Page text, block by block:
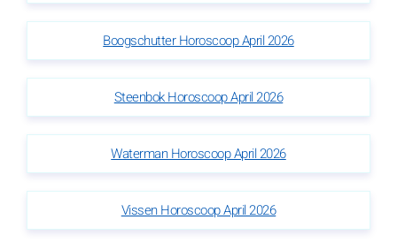
Boogschutter Horoscoop April 2026
Steenbok Horoscoop April 2026
Waterman Horoscoop April 2026
Vissen Horoscoop April 2026